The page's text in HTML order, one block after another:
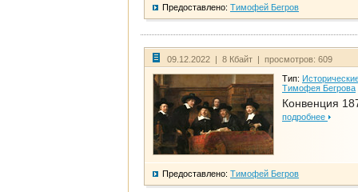
Предоставлено: Тимофей Бегров
09.12.2022 | 8 Кбайт | просмотров: 609
Тип:
Тимофея Бегрова
Конвенция
подробнее
Предоставлено: Тимофей Бегров